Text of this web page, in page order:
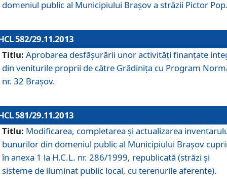
domeniul public al Municipiului Braşov a străzii Pictor
582/29.11.2013
Titlu: Aprobarea desfăşurării unor activităţi finanţate
din veniturile proprii de către Grădiniţa cu Program
nr. 32 Braşov.
581/29.11.2013
Titlu: Modificarea, completarea şi actualizarea
bunurilor din domeniul public al Municipiului Braşov
în anexa 1 la H.C.L. nr. 286/1999, republicată (străzi şi
sisteme de iluminat public local, cu terenurile aferente).